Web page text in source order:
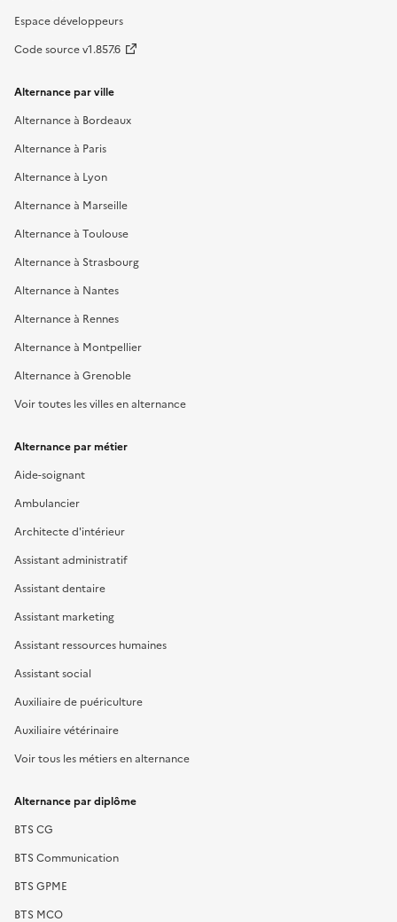
Espace développeurs
Code source v1.857.6
Alternance par ville
Alternance à Bordeaux
Alternance à Paris
Alternance à Lyon
Alternance à Marseille
Alternance à Toulouse
Alternance à Strasbourg
Alternance à Nantes
Alternance à Rennes
Alternance à Montpellier
Alternance à Grenoble
Voir toutes les villes en alternance
Alternance par métier
Aide-soignant
Ambulancier
Architecte d'intérieur
Assistant administratif
Assistant dentaire
Assistant marketing
Assistant ressources humaines
Assistant social
Auxiliaire de puériculture
Auxiliaire vétérinaire
Voir tous les métiers en alternance
Alternance par diplôme
BTS CG
BTS Communication
BTS GPME
BTS MCO